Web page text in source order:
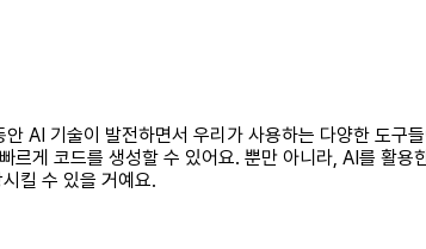
AI 기술이 발전하면서 우리가 사용하는 다양한 도구
게 코드를 생성할 수 있어요. 뿐만 아니라, AI를 활
킬 수 있을 거예요.